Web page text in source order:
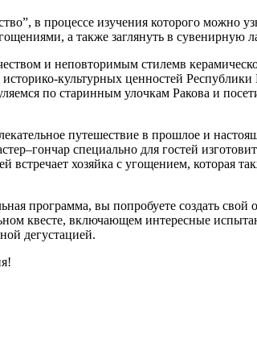
в процессе изучения которого можно
а также заглянуть в сувенирную
и неповторимым стилемв
культурных ценностей
по старинным улочкам Ракова и
путешествие в прошлое и
специально для гостей
встречает хозяйка с угощением, которая
программа, вы попробуете создать
квесте, включающем интересные
дегустацией.